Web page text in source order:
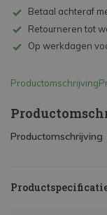
Betaal achteraf
Retourneren tot
Op werkdagen
Productomschrijving
Productomschrijving